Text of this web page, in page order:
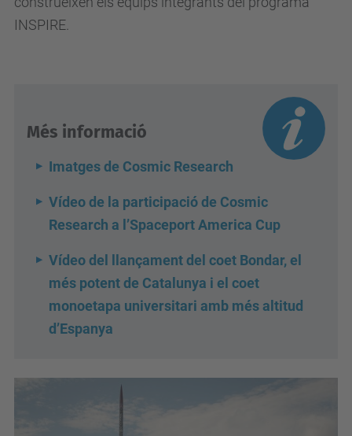
INSPIRE.
Més informació
Imatges de Cosmic Research
Vídeo de la participació de Cosmic
Research a l’Spaceport America Cup
Vídeo del llançament del coet Bondar, el
més potent de Catalunya i el coet
monoetapa universitari amb més altitud
d’Espanya